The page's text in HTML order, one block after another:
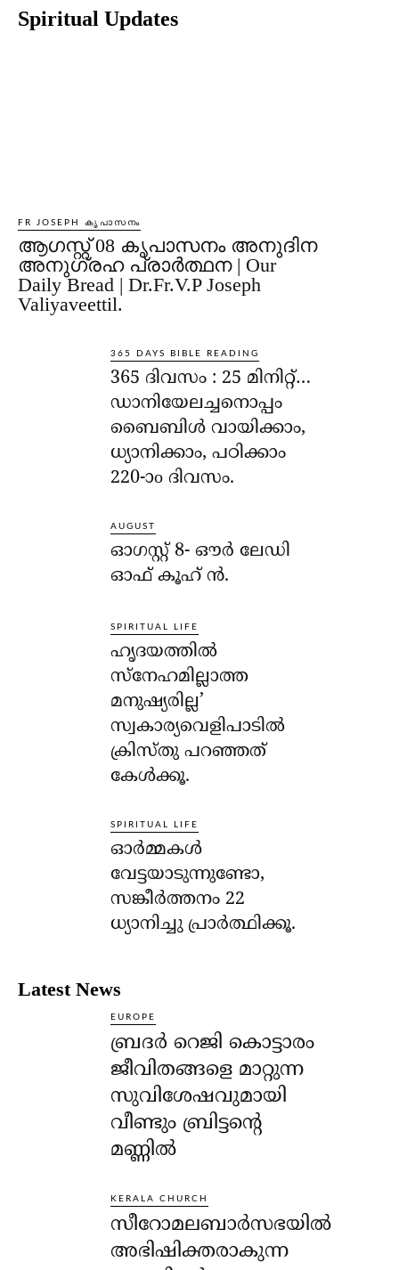
Spiritual Updates
FR JOSEPH കൃപാസനം
ആഗസ്റ്റ് 08 കൃപാസനം അനുദിന
അനുഗ്രഹ പ്രാർത്ഥന | Our
Daily Bread | Dr.Fr.V.P Joseph
Valiyaveettil.
365 DAYS BIBLE READING
365 ദിവസം : 25 മിനിറ്റ്…
ഡാനിയേലച്ചനൊപ്പം
ബൈബിൾ വായിക്കാം,
ധ്യാനിക്കാം, പഠിക്കാം
220-ാo ദിവസം.
AUGUST
ഓഗസ്റ്റ് 8- ഔര്‍ ലേഡി
ഓഫ് കൂഹ് ന്‍.
SPIRITUAL LIFE
ഹൃദയത്തില്‍
സ്‌നേഹമില്ലാത്ത
മനുഷ്യരില്ല’
സ്വകാര്യവെളിപാടില്‍
ക്രിസ്തു പറഞ്ഞത്
കേള്‍ക്കൂ.
SPIRITUAL LIFE
ഓര്‍മ്മകള്‍
വേട്ടയാടുന്നുണ്ടോ,
സങ്കീര്‍ത്തനം 22
ധ്യാനിച്ചു പ്രാര്‍ത്ഥിക്കൂ.
Latest News
EUROPE
ബ്രദർ റെജി കൊട്ടാരം
ജീവിതങ്ങളെ മാറ്റുന്ന
സുവിശേഷവുമായി
വീണ്ടും ബ്രിട്ടന്റെ
മണ്ണിൽ
KERALA CHURCH
സീറോമലബാർസഭയിൽ
അഭിഷിക്തരാകുന്ന